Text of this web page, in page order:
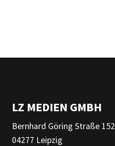
LZ MEDIEN GMBH
Bernhard Göring Straße 152
04277 Leipzig